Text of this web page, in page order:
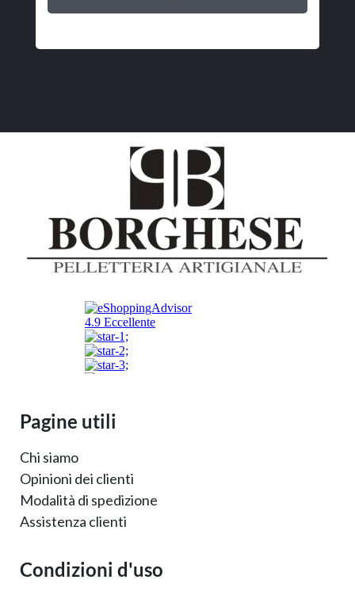
Pagine utili
Chi siamo
Opinioni dei clienti
Modalità di spedizione
Assistenza clienti
Condizioni d'uso